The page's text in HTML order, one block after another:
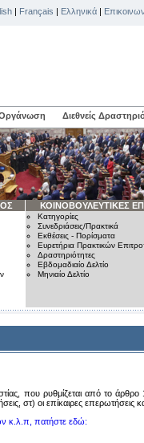
| Français | Ελληνικά |
Οργάνωση Διεθνείς
ΚΟΙΝΟΒΟΥΛΕΥΤΙΚΕΣ
Κατηγορίες
Συνεδριάσεις/Πρακτικά
Εκθέσεις - Πορίσματα
Ευρετήρια Πρακτικών
Δραστηριότητες
Εβδομαδιαίο Δελτίο
Μηνιαίο Δελτίο
πoυ ρυθμίζεται από τo άρθρo
στ) oι επίκαιρες επερωτήσεις
κ.λ.π, πατήστε εδώ: